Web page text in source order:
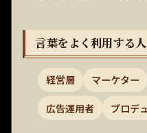
言葉をよく利用する人
経営層 マーケター
広告運用者 プロデ